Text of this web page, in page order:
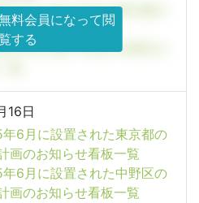
年2月に竣工予定の東京都の
覧
年2月に竣工予定の中野区の
料会員になって閲
覧する
16日
6月に設置された東京都の
画のお知らせ看板一覧
6月に設置された中野区の
画のお知らせ看板一覧